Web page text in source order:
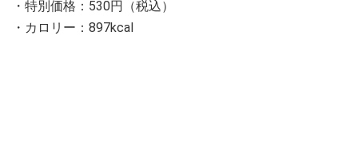
・特別価格：530円（税込）
・カロリー：897kcal